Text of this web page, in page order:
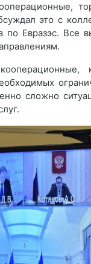
это с
по Евразэс. Все
сложно